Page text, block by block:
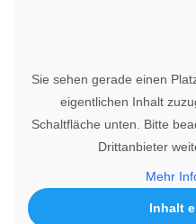
Sie sehen gerade einen
eigentlichen Inhalt
Schaltfläche unten. Bitte
Drittanbieter
Mehr
Inhalt